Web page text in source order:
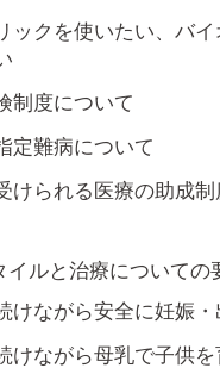
ックを使いたい、バ
制度について
定難病について
けられる医療の助成
イルと治療についての
けながら安全に妊娠
けながら母乳で子供を